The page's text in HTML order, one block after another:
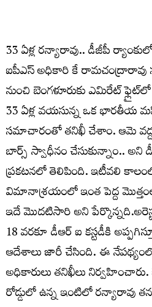
33 ఏళ్ల ర‌న్యారావు.. డీజీపీ
ఐపీఎస్ అధికారి కే రామ‌చంద్రారావు
నుంచి బెంగ‌ళూరుకు ఎమిరేట్
33 ఏళ్ల వ‌య‌సున్న ఒక భార‌తీయ‌
స‌మాచారంతో త‌నిఖీ చేశాం. ఆమె వ‌ద్ద
బార్స్ స్వాధీనం చేసుకున్నాం.. అని
ప్ర‌క‌ట‌న‌లో తెలిపింది. ఇటీవ‌లి
విమానాశ్ర‌యంలో ఇంత పెద్ద
ఇదే మొద‌టిసారి అని
18 వ‌ర‌కూ డీఆర్ ఐ క‌స్ట‌డీకి
ఆదేశాలు జారీ చేసింది. ఈ
అధికారులు త‌నిఖీలు
రోడ్డులో ఉన్న ఇంటిలో ర‌న్యారావు త‌న